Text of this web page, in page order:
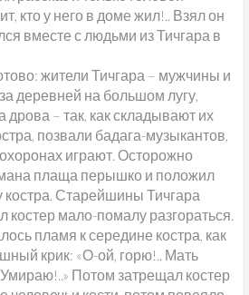
кто у него в доме жил!.. Взял он
вместе с людьми из Тичгара в
жители Тичгара – мужчины и
деревней на большом лугу,
дрова – так, как складывают их
позвали бадага-музыкантов,
играют. Осторожно
плаща перышко и положил
костра. Старейшины Тичгара
костер мало-помалу разгораться.
пламя к середине костра, как
крик: «О-ой, горю!.. Мать
Потом затрещал костер